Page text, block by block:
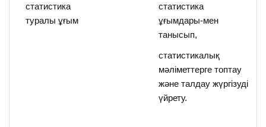
статистика
туралы ұғым
статистика
ұғымдары-мен
танысып,
статистикалық
мәліметтерге топтау
және талдау жүргізуді
үйрету.